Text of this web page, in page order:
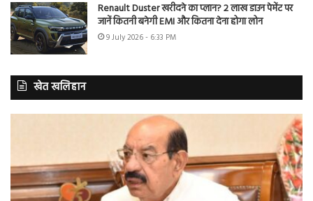
Renault Duster खरीदने का प्लान? 2 लाख डाउन पेमेंट पर
जानें कितनी बनेगी EMI और कितना देना होगा लोन
9 July 2026 - 6:33 PM
खेत खलिहान